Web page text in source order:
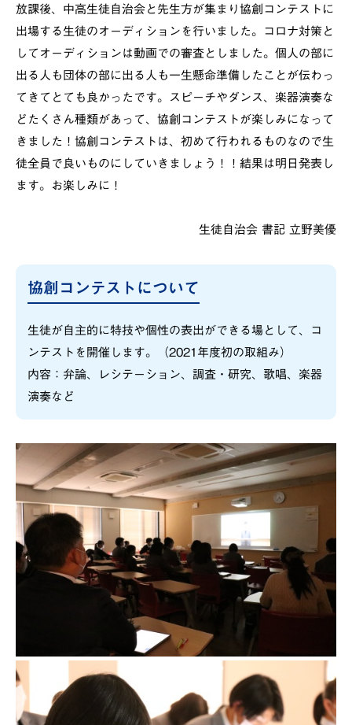
放課後、中高生徒自治会と先生方が集まり協創コンテストに
出場する生徒のオーディションを行いました。コロナ対策と
してオーディションは動画での審査としました。個人の部に
出る人も団体の部に出る人も一生懸命準備したことが伝わっ
てきてとても良かったです。スピーチやダンス、楽器演奏な
どたくさん種類があって、協創コンテストが楽しみになって
きました！協創コンテストは、初めて行われるものなので生
徒全員で良いものにしていきましょう！！結果は明日発表し
ます。お楽しみに！
生徒自治会 書記 立野美優
協創コンテストについて
生徒が自主的に特技や個性の表出ができる場として、コ
ンテストを開催します。（2021年度初の取組み）
内容：弁論、レシテーション、調査・研究、歌唱、楽器
演奏など